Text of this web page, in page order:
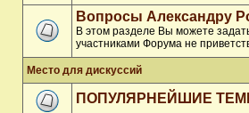
Вопросы Александру
В этом разделе Вы можете
участниками Форума не
Место для дискуссий
ПОПУЛЯРНЕЙШИЕ